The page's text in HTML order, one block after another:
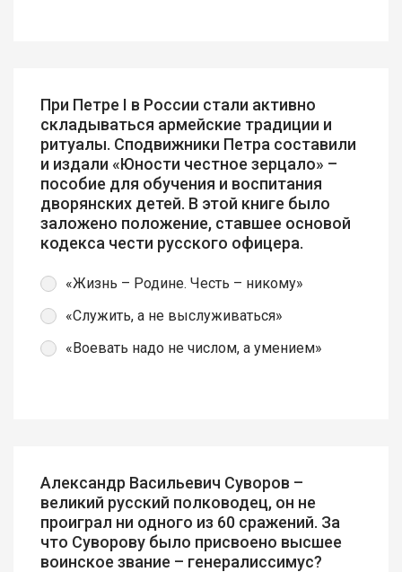
При Петре I в России стали активно
складываться армейские традиции и
ритуалы. Сподвижники Петра составили
и издали «Юности честное зерцало» –
пособие для обучения и воспитания
дворянских детей. В этой книге было
заложено положение, ставшее основой
кодекса чести русского офицера.
«Жизнь – Родине. Честь – никому»
«Служить, а не выслуживаться»
«Воевать надо не числом, а умением»
Александр Васильевич Суворов –
великий русский полководец, он не
проиграл ни одного из 60 сражений. За
что Суворову было присвоено высшее
воинское звание – генералиссимус?